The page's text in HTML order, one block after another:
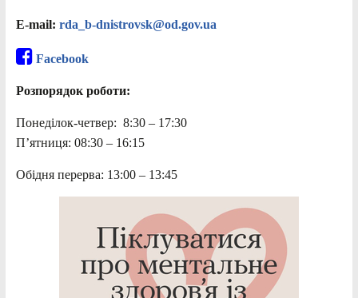
E-mail: rda_b-dnistrovsk@od.gov.ua
Facebook
Розпорядок роботи:
Понеділок-четвер: 8:30 – 17:30
П’ятниця: 08:30 – 16:15
Обідня перерва: 13:00 – 13:45